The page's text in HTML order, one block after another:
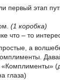
первый этап
(1 коробка)
что – то
а
глаза)